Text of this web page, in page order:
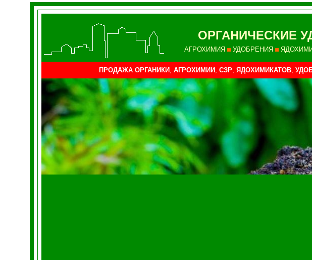
ОРГАНИЧЕСКИЕ
АГРОХИМИЯ УДОБРЕНИЯ
ПРОДАЖА ОРГАНИКИ , АГРОХИМИИ , СЗР, ЯДОХИМИКАТОВ,